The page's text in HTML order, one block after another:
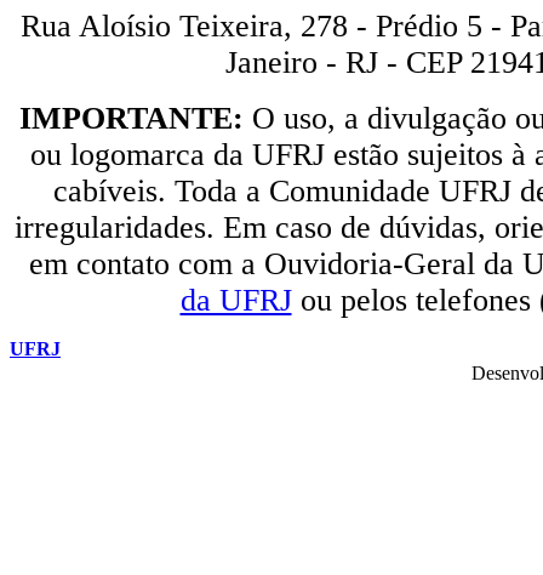
Rua Aloísio Teixeira, 278 - Prédio 5 -
Janeiro - RJ - CEP
IMPORTANTE: O uso, a divulgação
ou logomarca da UFRJ estão sujeitos
cabíveis. Toda a Comunidade UFRJ
irregularidades. Em caso de dúvidas,
em contato com a Ouvidoria-Geral da
da UFRJou pelos telefones
UFRJ